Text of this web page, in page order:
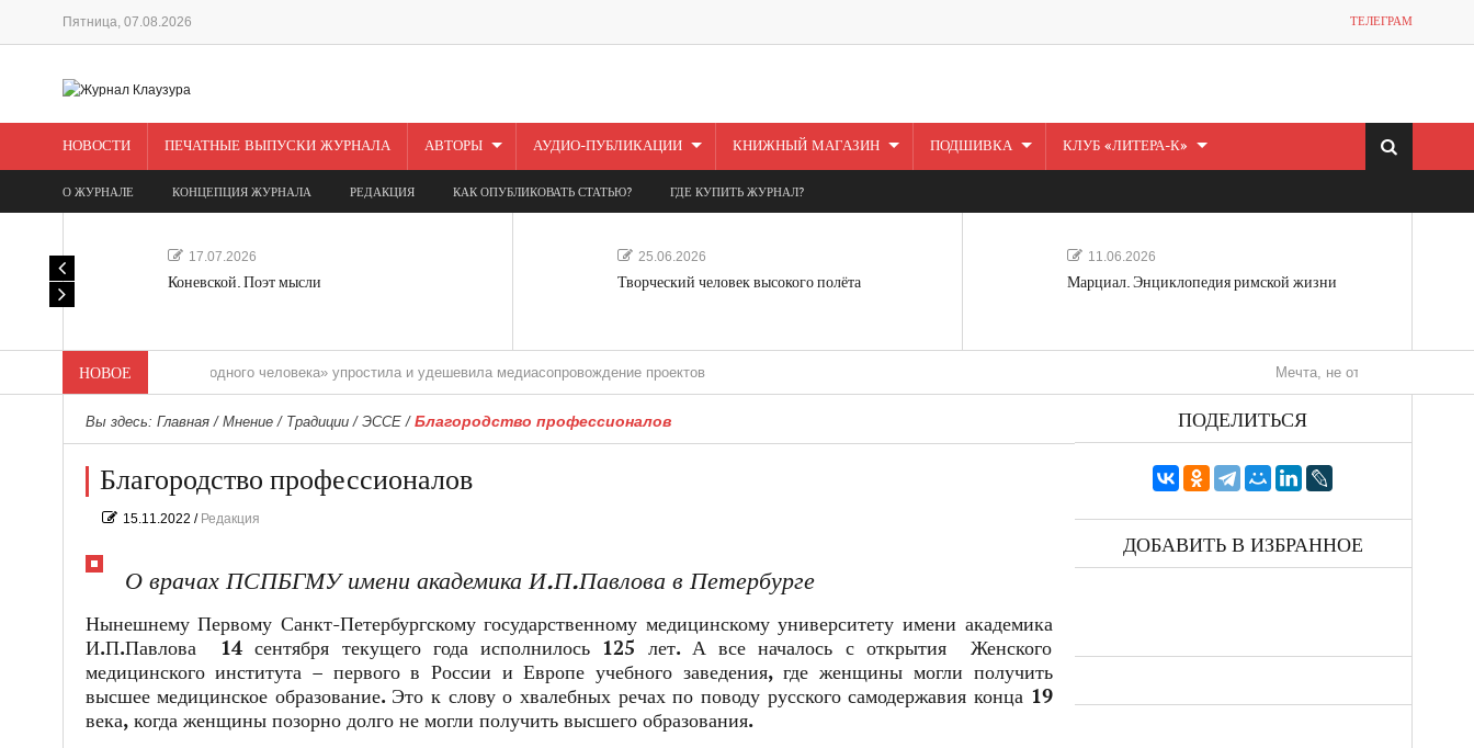
Пятница, 07.08.2026 ТЕЛЕГРАМ
НОВОСТИ ПЕЧАТНЫЕ ВЫПУСКИ ЖУРНАЛА АВТОРЫ АУДИО-ПУБЛИКАЦИИ КНИЖНЫЙ МАГАЗИН ПОДШИВКА КЛУБ «ЛИТЕРА-К»
О ЖУРНАЛЕ КОНЦЕПЦИЯ ЖУРНАЛА РЕДАКЦИЯ КАК ОПУБЛИКОВАТЬ СТАТЬЮ? ГДЕ КУПИТЬ ЖУРНАЛ?
17.07.2026
Коневской. Поэт мысли
25.06.2026
Творческий человек высокого полёта
11.06.2026
Марциал. Энциклопедия римской жизни
НОВОЕ
«Редакция одного человека» упростила и удешевила медиасопровождение проектов Мечта, не отдавайся! «Шведская
Вы здесь: Главная/ Мнение/ Традиции/ ЭССЕ/ Благородство профессионалов
Благородство профессионалов
15.11.2022 / Редакция
О врачах ПСПБГМУ имени академика И.П.Павлова в Петербурге
Нынешнему Первому Санкт-Петербургскому государственному медицинскому университету имени академика
И.П.Павлова 14 сентября текущего года исполнилось 125 лет. А все началось с открытия Женского
медицинского института – первого в России и Европе учебного заведения, где женщины могли получить
высшее медицинское образование. Это к слову о хвалебных речах по поводу русского самодержавия конца 19
века, когда женщины позорно долго не могли получить высшего образования.
ПОДЕЛИТЬСЯ
ДОБАВИТЬ В ИЗБРАННОЕ